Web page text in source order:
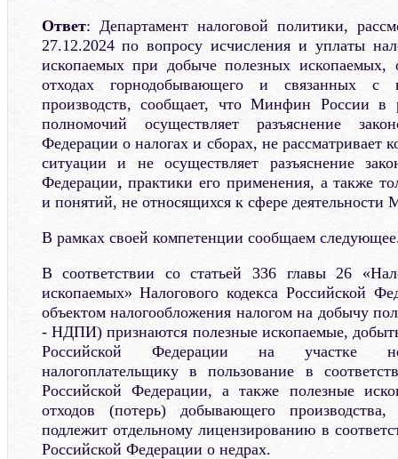
Ответ: Департамент налоговой политики,
27.12.2024 по вопросу исчисления и уплаты
ископаемых при добыче полезных ископаемых,
отходах горнодобывающего и связанных с
производств, сообщает, что Минфин России в
полномочий осуществляет разъяснение
Федерации о налогах и сборах, не рассматривает
ситуации и не осуществляет разъяснение
Федерации, практики его применения, а также
и понятий, не относящихся к сфере
В рамках своей компетенции сообщаем
В соответствии со статьей 336 главы 26
ископаемых» Налогового кодекса Российской
объектом налогообложения налогом на добычу
- НДПИ) признаются полезные ископаемые,
Российской Федерации на участке
налогоплательщику в пользование в
Российской Федерации, а также полезные
отходов (потерь) добывающего
подлежит отдельному лицензированию в
Российской Федерации о недрах.